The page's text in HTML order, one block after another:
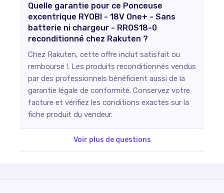
Quelle garantie pour ce Ponceuse
excentrique RYOBI - 18V One+ - Sans
batterie ni chargeur - RROS18-0
reconditionné chez Rakuten ?
Chez Rakuten, cette offre inclut satisfait ou
remboursé !. Les produits reconditionnés vendus
par des professionnels bénéficient aussi de la
garantie légale de conformité. Conservez votre
facture et vérifiez les conditions exactes sur la
fiche produit du vendeur.
Voir plus de questions